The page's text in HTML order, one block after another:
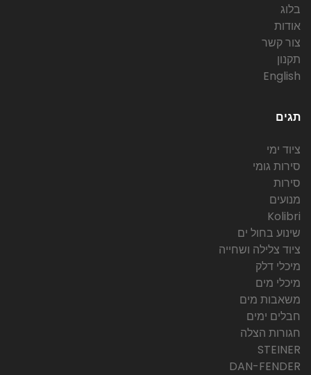
בלוג
אודות
צור קשר
תקנון
English
תגים
ציוד ימי
סירות גומי
סירות
מנועים
Kolibri
שינוע בחול ים
ציוד צלילה ושחייה
מיכלי דלק
מיכלי מים
משאבות מים
חבלים ימים
חגורות הצלה
STEINER
DAN-FENDER